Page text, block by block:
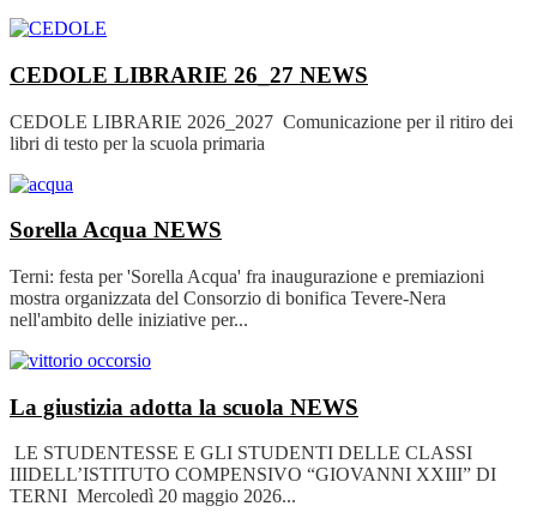
CEDOLE LIBRARIE 26_27 NEWS
CEDOLE LIBRARIE 2026_2027 Comunicazione per il ritiro dei
libri di testo per la scuola primaria
Sorella Acqua NEWS
Terni: festa per 'Sorella Acqua' fra inaugurazione e premiazioni
mostra organizzata del Consorzio di bonifica Tevere-Nera
nell'ambito delle iniziative per...
La giustizia adotta la scuola NEWS
LE STUDENTESSE E GLI STUDENTI DELLE CLASSI
IIIDELL’ISTITUTO COMPENSIVO “GIOVANNI XXIII” DI
TERNI Mercoledì 20 maggio 2026...